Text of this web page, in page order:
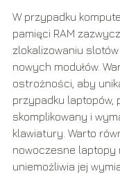
W przypadku
pamięci RAM
zlokalizowaniu
nowych modułów.
ostrożności, aby
przypadku laptopów,
skomplikowany i
klawiatury. Warto
nowoczesne laptopy
uniemożliwia jej